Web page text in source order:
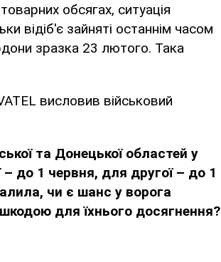
обсягах, ситуація
відіб'є зайняті останнім часом
зразка 23 лютого. Така
висловив військовий
та Донецької областей у
– до 1 червня, для другої – до 1
чи є шанс у ворога
для їхнього досягнення?